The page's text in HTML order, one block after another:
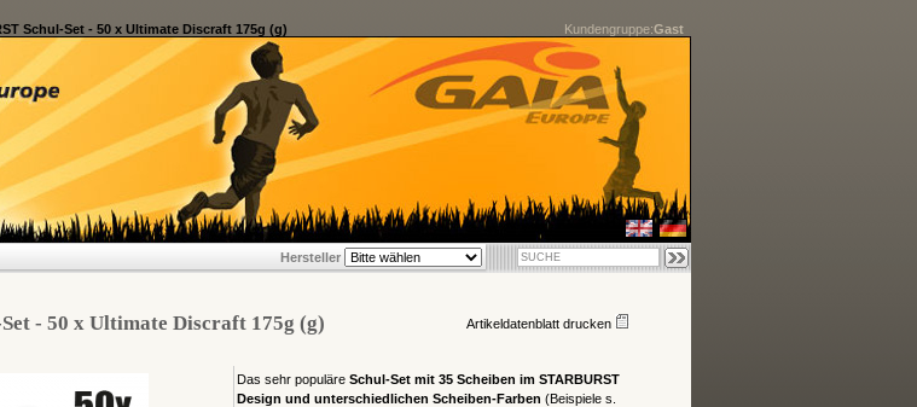
Schul-Set - 50 x Ultimate Discraft 175g (g) Kundengruppe:Gast
Hersteller
- 50 x Ultimate Discraft 175g (g) Artikeldatenblatt drucken
Das sehr populäre Schul-Set mit 35 Scheiben im STARBURST
Design und unterschiedlichen Scheiben-Farben (Beispiele s.